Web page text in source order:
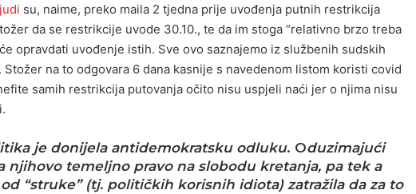
su, naime, preko maila 2 tjedna prije uvođenja putnih restrikcija
da se restrikcije uvode 30.10., te da im stoga “relativno brzo treba
opravdati uvođenje istih. Sve ovo saznajemo iz službenih sudskih
Stožer na to odgovara 6 dana kasnije s navedenom listom koristi covid
samih restrikcija putovanja očito nisu uspjeli naći jer o njima nisu
je donijela antidemokratsku odluku. Oduzimajući
njihovo temeljno pravo na slobodu kretanja, pa tek a
“struke” (tj. političkih korisnih idiota) zatražila da za to